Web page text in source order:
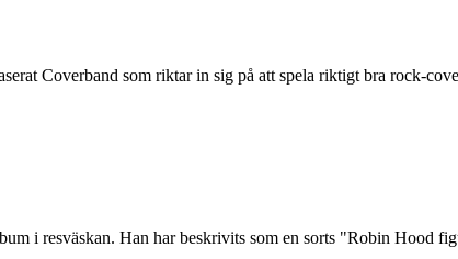
Coverband som riktar in sig på att spela riktigt bra rock-
i resväskan. Han har beskrivits som en sorts "Robin Hood